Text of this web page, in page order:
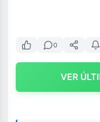
0
VER